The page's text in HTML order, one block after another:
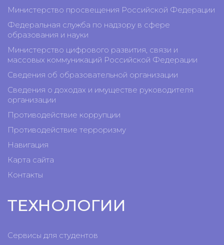
Министерство просвещения Российской Федерации
Федеральная служба по надзору в сфере
образования и науки
Министерство цифрового развития, связи и
массовых коммуникаций Российской Федерации
Сведения об образовательной организации
Сведения о доходах и имуществе руководителя
организации
Противодействие коррупции
Противодействие терроризму
Навигация
Карта сайта
Контакты
ТЕХНОЛОГИИ
Сервисы для студентов